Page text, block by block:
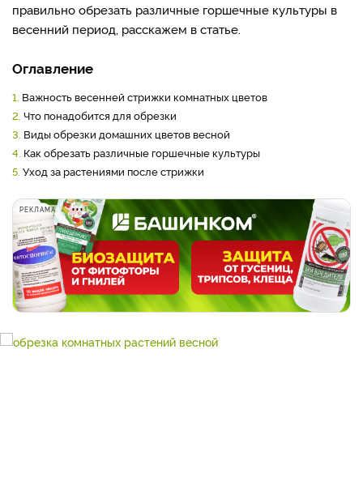
правильно обрезать различные горшечные культуры в
весенний период, расскажем в статье.
Оглавление
1. Важность весенней стрижки комнатных цветов
2. Что понадобится для обрезки
3. Виды обрезки домашних цветов весной
4. Как обрезать различные горшечные культуры
5. Уход за растениями после стрижки
РЕКЛАМА